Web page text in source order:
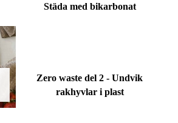
Städa med bikarbonat
Zero waste del 2 - Undvik
rakhyvlar i plast